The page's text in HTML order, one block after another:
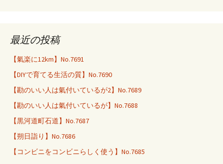
最近の投稿
【氣楽に12km】No.7691
【DIYで育てる生活の質】No.7690
【勘のいい人は氣付いているが2】No.7689
【勘のいい人は氣付いているが】No.7688
【黒河道町石道】No.7687
【朔日詣り】No.7686
【コンビニをコンビニらしく使う】No.7685